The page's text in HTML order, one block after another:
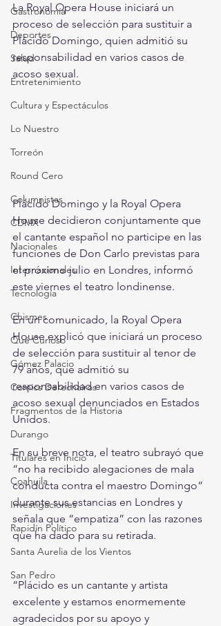
Gastronomía
Deportes
Salud
Entretenimiento
Cultura y Espectáculos
Lo Nuestro
Torreón
Round Cero
Columnistas
CDMX
Nacionales
Internacionales
Tecnología
Chismes
Qué Curioso
Gómez Palacio
Comics Derechairos
Fragmentos de la Historia
Durango
Titulares en Inicio
Coahuila
Investigaciones
Rapidín Político
Santa Aurelia de los Vientos
San Pedro
La Royal Opera House iniciará un
proceso de selección para sustituir a
Plácido Domingo, quien admitió su
responsabilidad en varios casos de
acoso sexual.
Plácido Domingo y la Royal Opera
House decidieron conjuntamente que
el cantante español no participe en las
funciones de Don Carlo previstas para
el próximo julio en Londres, informó
este viernes el teatro londinense.
En un comunicado, la Royal Opera
House explicó que iniciará un proceso
de selección para sustituir al tenor de
79 años, que admitió su
responsabilidad en varios casos de
acoso sexual denunciados en Estados
Unidos.
En su breve nota, el teatro subrayó que
“no ha recibido alegaciones de mala
conducta contra el maestro Domingo”
durante sus estancias en Londres y
señala que “empatiza” con las razones
que ha dado para su retirada.
“Plácido es un cantante y artista
excelente y estamos enormemente
agradecidos por su apoyo y